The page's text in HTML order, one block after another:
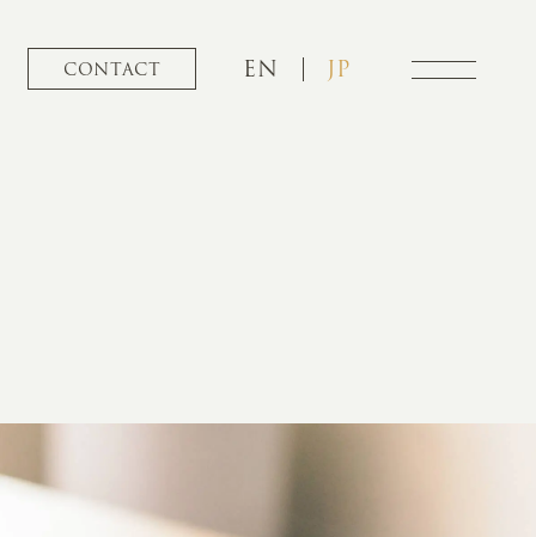
CONTACT EN JP